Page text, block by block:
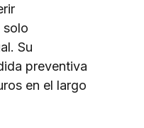
solo
Su
preventiva
en el largo